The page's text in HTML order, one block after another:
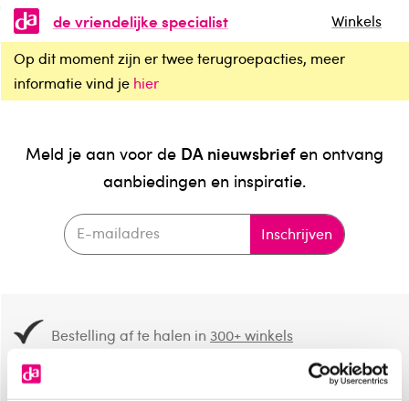
de vriendelijke specialist
Winkels
Op dit moment zijn er twee terugroepacties, meer
informatie vind je hier
Meld je aan voor de DA nieuwsbriefen ontvang
aanbiedingen en inspiratie.
Inschrijven
Bestelling af te halen in300+ winkels